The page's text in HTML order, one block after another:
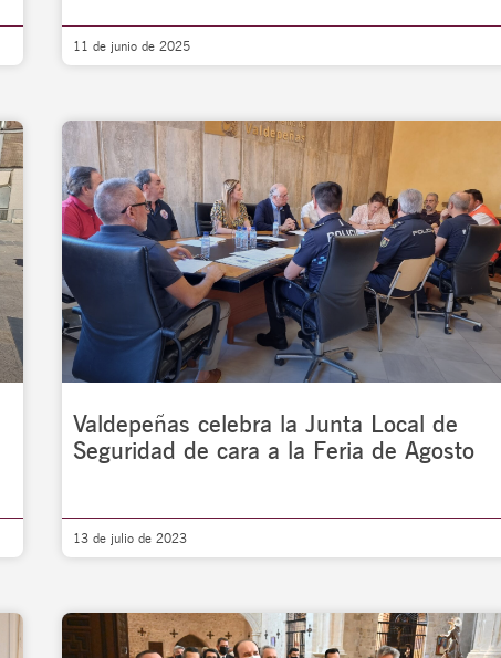
11 de junio de 2025
Valdepeñas celebra la Junta Local de
Seguridad de cara a la Feria de Agosto
13 de julio de 2023